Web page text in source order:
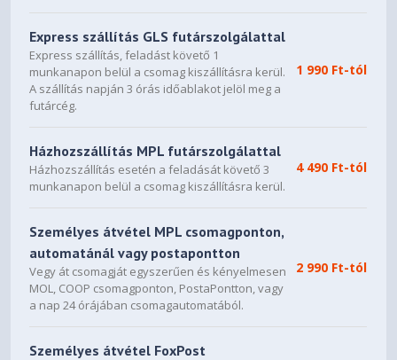
Express szállítás GLS futárszolgálattal
Express szállítás, feladást követő 1
munkanapon belül a csomag kiszállításra kerül.
A szállítás napján 3 órás időablakot jelöl meg a
futárcég.
1 990 Ft-tól
Házhozszállítás MPL futárszolgálattal
Házhozszállítás esetén a feladását követő 3
munkanapon belül a csomag kiszállításra kerül.
4 490 Ft-tól
Személyes átvétel MPL csomagponton,
automatánál vagy postapontton
Vegy át csomagját egyszerűen és kényelmesen
MOL, COOP csomagponton, PostaPontton, vagy
a nap 24 órájában csomagautomatából.
2 990 Ft-tól
Személyes átvétel FoxPost